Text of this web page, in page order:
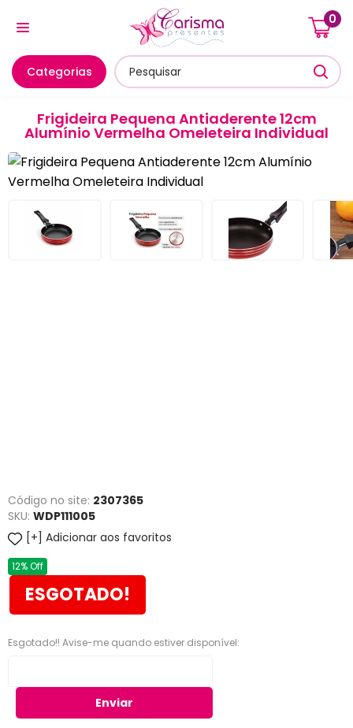
0
Categorias
Cozinha E Utensílios Mesa Posta E Servir Banheiro
Frigideira Pequena Antiaderente 12cm
Alumínio Vermelha Omeleteira Individual
Código no site: 2307365
SKU: WDP111005
Adicionar aos favoritos
12% Off
ESGOTADO!
Esgotado!! Avise-me quando estiver disponível:
Enviar